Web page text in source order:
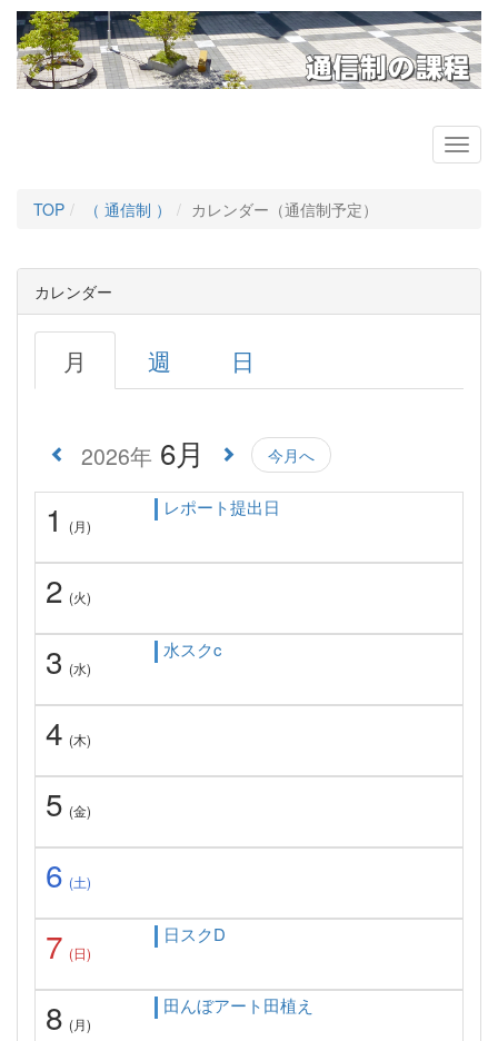
TOP （ 通信制 ） カレンダー（通信制予定）
カレンダー
月 週 日
2026年 6月 今月へ
1 (月)
レポート提出日
2 (火)
3 (水)
水スクc
4 (木)
5 (金)
6 (土)
7 (日)
日スクD
8 (月)
田んぼアート田植え